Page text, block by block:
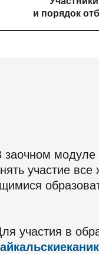
и порядок
заочном модуле
участие
участия в